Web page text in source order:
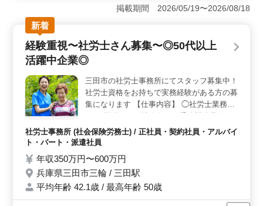
します。ベテランの方々が活躍する社労士事務所で、50
代から60代の経験者も活躍中です。培った知識とスキル
を活かして新しいチャレンジができます。 ＜業務内
容＞ 時間外労働計算から雇用保険料計算、社会保険料
計算、所得税計算、年金加入期間・受給資格確認、裁定
請求書の作成・提出など、広範な社労士業務に携わりま
きます。 ＜優遇条件＞ 完全週休2日制や社会保険の
完備など、働きやすい環境が整っています。50代や60代
の採用実績もあり、ベテランの方々が長く活躍していま
す。皆様のご応募お待ちしております。
掲載期間 2026/05/19〜2026/08/18
新着
経験重視〜社労士さん募集〜◎50代以上
活躍中企業◎
三田市の社労士事務所にてスタッフ募集中！
社労士資格をお持ちで実務経験がある方の募
集になります 【仕事内容】 ◯社労士業務全
助成金業務 ・就業規則作成 ・雇用管理関連
等 ◯特徴 ・駅から徒歩10分以内／車での通
採用実績あり 社労士としてもっとスキルア
ップしたい方も経験豊富な方もお待ちしてお
ります 皆様のご応募をお待ちしております
◎
社労士事務所 (社会保険労務士) / 正社員・契約社員・アルバイ
ト・パート・派遣社員
年収350万円〜600万円
兵庫県三田市三輪 / 三田駅
平均年齢 42.1歳 / 最高年齢 50歳